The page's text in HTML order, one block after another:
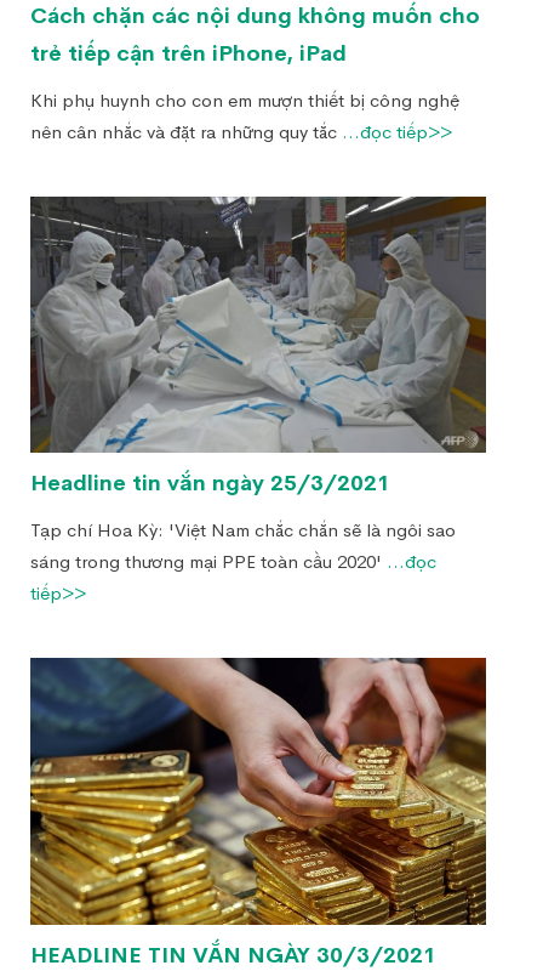
Cách chặn các nội dung không muốn cho
trẻ tiếp cận trên iPhone, iPad
Khi phụ huynh cho con em mượn thiết bị công nghệ
nên cân nhắc và đặt ra những quy tắc ...đọc tiếp>>
Headline tin vắn ngày 25/3/2021
Tạp chí Hoa Kỳ: 'Việt Nam chắc chắn sẽ là ngôi sao
sáng trong thương mại PPE toàn cầu 2020' ...đọc
tiếp>>
HEADLINE TIN VẮN NGÀY 30/3/2021